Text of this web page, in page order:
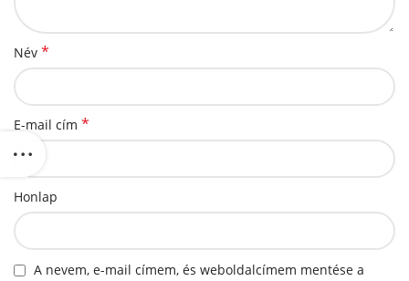
Név *
E-mail cím *
Honlap
A nevem, e-mail címem, és weboldalcímem mentése a